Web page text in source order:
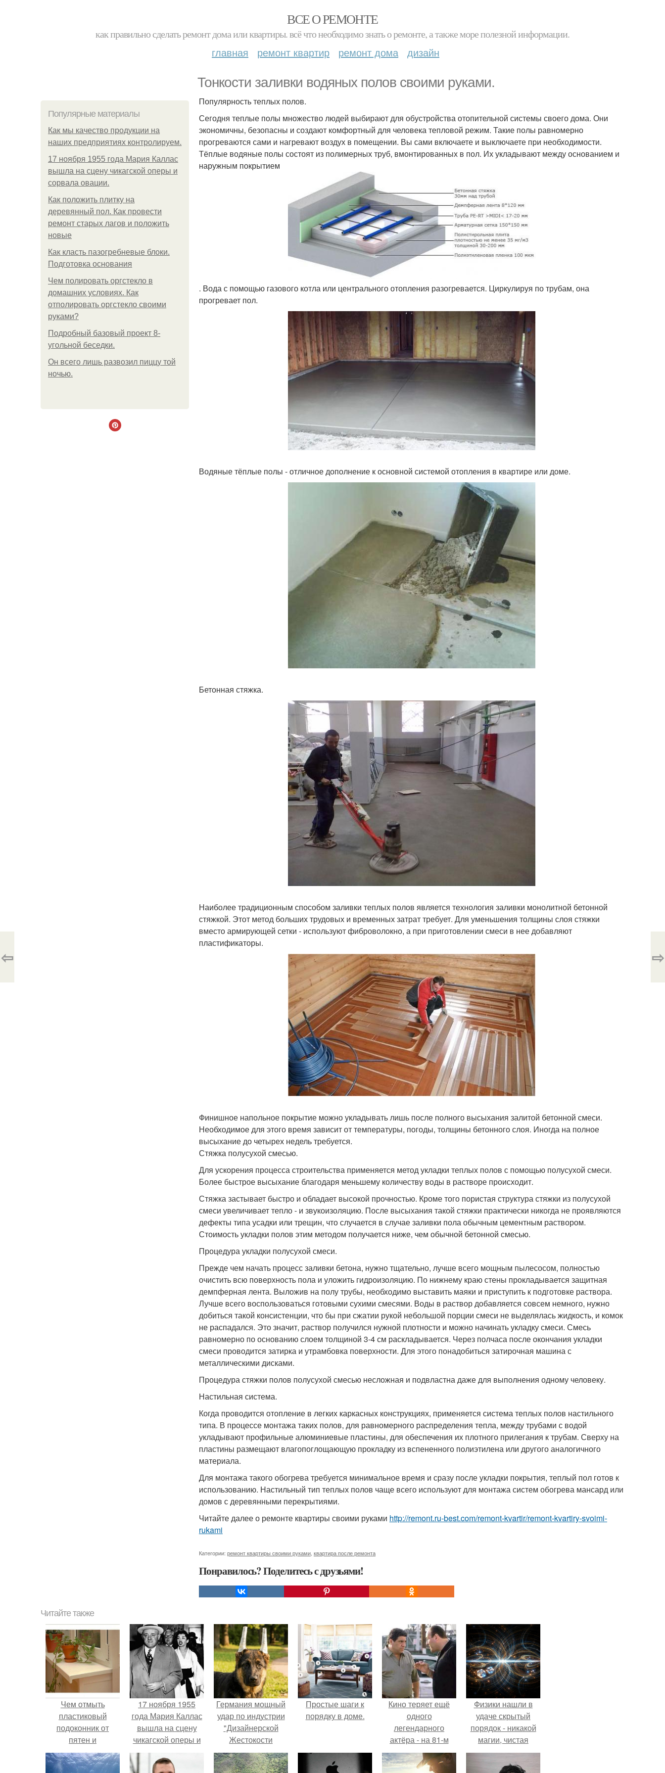
ВСЕ О РЕМОНТЕ
как правильно сделать ремонт дома или квартиры. всё что необходимо знать о ремонте, а также море полезной информации.
главная ремонт квартир ремонт дома дизайн
Тонкости заливки водяных полов своими руками.
Популярные материалы
Как мы качество продукции на
наших предприятиях контролируем.
17 ноября 1955 года Мария Каллас
вышла на сцену чикагской оперы и
сорвала овации.
Как положить плитку на
деревянный пол. Как провести
ремонт старых лагов и положить
новые
Как класть пазогребневые блоки.
Подготовка основания
Чем полировать оргстекло в
домашних условиях. Как
отполировать оргстекло своими
руками?
Подробный базовый проект 8-
угольной беседки.
Он всего лишь развозил пиццу той
ночью.
Популярность теплых полов.
Сегодня теплые полы множество людей выбирают для обустройства отопительной системы своего дома. Они
экономичны, безопасны и создают комфортный для человека тепловой режим. Такие полы равномерно
прогреваются сами и нагревают воздух в помещении. Вы сами включаете и выключаете при необходимости.
Тёплые водяные полы состоят из полимерных труб, вмонтированных в пол. Их укладывают между основанием и
наружным покрытием
. Вода с помощью газового котла или центрального отопления разогревается. Циркулируя по трубам, она
прогревает пол.
Водяные тёплые полы - отличное дополнение к основной системой отопления в квартире или доме.
Бетонная стяжка.
Наиболее традиционным способом заливки теплых полов является технология заливки монолитной бетонной
стяжкой. Этот метод больших трудовых и временных затрат требует. Для уменьшения толщины слоя стяжки
вместо армирующей сетки - используют фиброволокно, а при приготовлении смеси в нее добавляют
пластификаторы.
Финишное напольное покрытие можно укладывать лишь после полного высыхания залитой бетонной смеси.
Необходимое для этого время зависит от температуры, погоды, толщины бетонного слоя. Иногда на полное
высыхание до четырех недель требуется.
Стяжка полусухой смесью.
Для ускорения процесса строительства применяется метод укладки теплых полов с помощью полусухой смеси.
Более быстрое высыхание благодаря меньшему количеству воды в растворе происходит.
Стяжка застывает быстро и обладает высокой прочностью. Кроме того пористая структура стяжки из полусухой
смеси увеличивает тепло - и звукоизоляцию. После высыхания такой стяжки практически никогда не проявляются
дефекты типа усадки или трещин, что случается в случае заливки пола обычным цементным раствором.
Стоимость укладки полов этим методом получается ниже, чем обычной бетонной смесью.
Процедура укладки полусухой смеси.
Прежде чем начать процесс заливки бетона, нужно тщательно, лучше всего мощным пылесосом, полностью
очистить всю поверхность пола и уложить гидроизоляцию. По нижнему краю стены прокладывается защитная
демпферная лента. Выложив на полу трубы, необходимо выставить маяки и приступить к подготовке раствора.
Лучше всего воспользоваться готовыми сухими смесями. Воды в раствор добавляется совсем немного, нужно
добиться такой консистенции, что бы при сжатии рукой небольшой порции смеси не выделялась жидкость, и комок
не распадался. Это значит, раствор получился нужной плотности и можно начинать укладку смеси. Смесь
равномерно по основанию слоем толщиной 3-4 см раскладывается. Через полчаса после окончания укладки
смеси проводится затирка и утрамбовка поверхности. Для этого понадобиться затирочная машина с
металлическими дисками.
Процедура стяжки полов полусухой смесью несложная и подвластна даже для выполнения одному человеку.
Настильная система.
Когда проводится отопление в легких каркасных конструкциях, применяется система теплых полов настильного
типа. В процессе монтажа таких полов, для равномерного распределения тепла, между трубами с водой
укладывают профильные алюминиевые пластины, для обеспечения их плотного прилегания к трубам. Сверху на
пластины размещают влагопоглощающую прокладку из вспененного полиэтилена или другого аналогичного
материала.
Для монтажа такого обогрева требуется минимальное время и сразу после укладки покрытия, теплый пол готов к
использованию. Настильный тип теплых полов чаще всего используют для монтажа систем обогрева мансард или
домов с деревянными перекрытиями.
Читайте далее о ремонте квартиры своими руками http://remont.ru-best.com/remont-kvartir/remont-kvartiry-svoimi-
rukami
Категории: ремонт квартиры своими руками квартира после ремонта
Понравилось? Поделитесь с друзьями!
⇦ ⇨
Читайте также
Чем отмыть
пластиковый
подоконник от
пятен и
загрязнений.
17 ноября 1955
года Мария Каллас
вышла на сцену
чикагской оперы и
сорвала овации.
Германия мощный
удар по индустрии
"Дизайнерской
Жестокости
нанесла".
Простые шаги к
порядку в доме.
Кино теряет ещё
одного
легендарного
актёра - на 81-м
году жизни не стало
Винсента пасторе.
Физики нашли в
удаче скрытый
порядок - никакой
магии, чистая
квантовая
механика.